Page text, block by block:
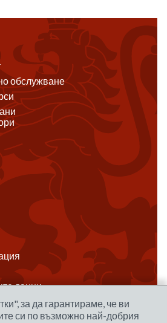
обслужване
данни
за да гарантираме, че ви
си по възможно най-добрия